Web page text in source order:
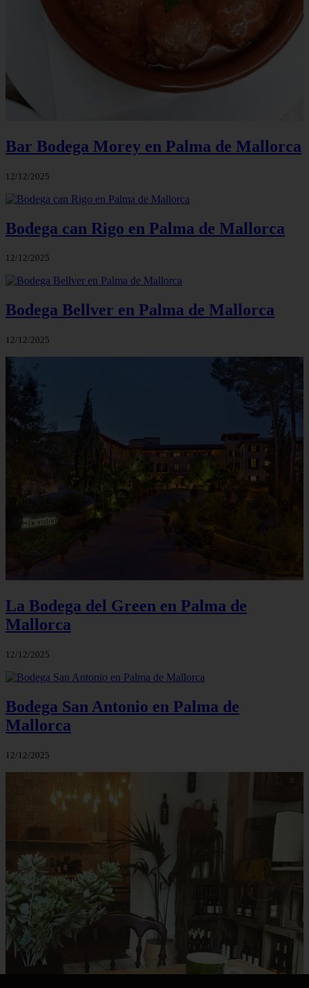
Bar Bodega Morey en Palma de Mallorca
12/12/2025
Bodega can Rigo en Palma de Mallorca
12/12/2025
Bodega Bellver en Palma de Mallorca
12/12/2025
La Bodega del Green en Palma de
Mallorca
12/12/2025
Bodega San Antonio en Palma de
Mallorca
12/12/2025